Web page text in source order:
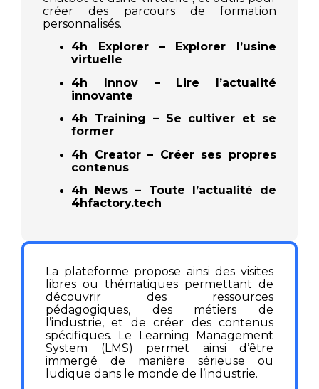
créer des parcours de formation
personnalisés.
4h Explorer – Explorer l’usine
virtuelle
4h Innov – Lire l’actualité
innovante
4h Training – Se cultiver et se
former
4h Creator – Créer ses propres
contenus
4h News – Toute l’actualité de
4hfactory.tech
La plateforme propose ainsi des visites
libres ou thématiques permettant de
découvrir des ressources
pédagogiques, des métiers de
l’industrie, et de créer des contenus
spécifiques. Le Learning Management
System (LMS) permet ainsi d’être
immergé de manière sérieuse ou
ludique dans le monde de l’industrie.